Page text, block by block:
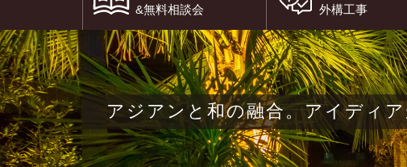
&無料相談会
外構工事
アジアンと和の融合。アイディ